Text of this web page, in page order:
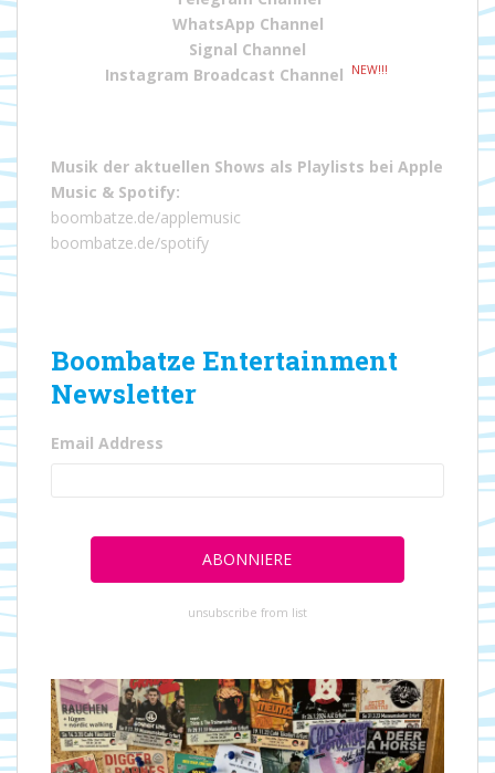
WhatsApp Channel
Signal Channel
Instagram Broadcast Channel
NEW!!!
Musik der aktuellen Shows als Playlists bei Apple
Music & Spotify:
boombatze.de/applemusic
boombatze.de/spotify
Boombatze Entertainment
Newsletter
Email Address
unsubscribe from list